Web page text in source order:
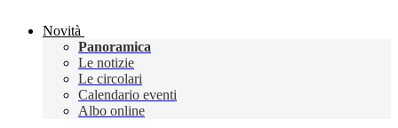
Novità
Panoramica
Le notizie
Le circolari
Calendario eventi
Albo online